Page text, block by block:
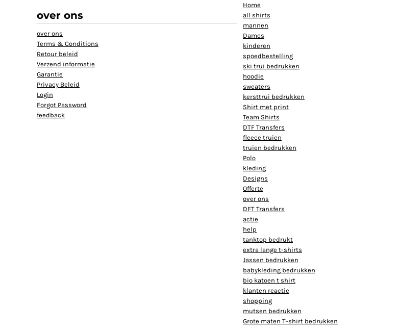
over ons
over ons
Terms & Conditions
Retour beleid
Verzend informatie
Garantie
Privacy Beleid
Login
Forgot Password
feedback
Home
all shirts
mannen
Dames
kinderen
spoedbestelling
ski trui bedrukken
hoodie
sweaters
kersttrui bedrukken
Shirt met print
Team Shirts
DTF Transfers
fleece truien
truien bedrukken
Polo
kleding
Designs
Offerte
over ons
DFT Transfers
actie
help
tanktop bedrukt
extra lange t-shirts
Jassen bedrukken
babykleding bedrukken
bio katoen t shirt
klanten reactie
shopping
mutsen bedrukken
Grote maten T-shirt bedrukken